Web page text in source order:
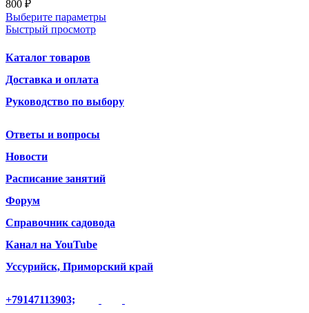
800 ₽
Выберите параметры
Быстрый просмотр
Каталог товаров
Доставка и оплата
Руководство по выбору
Ответы и вопросы
Новости
Расписание занятий
Форум
Справочник садовода
Канал на YouTube
Уссурийск, Приморский край
+79147113903;